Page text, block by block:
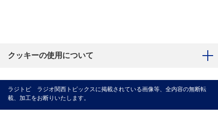
クッキーの使用について
ラジトピ ラジオ関西トピックスに掲載されている画像等、全内容の無断転
載、加工をお断りいたします。